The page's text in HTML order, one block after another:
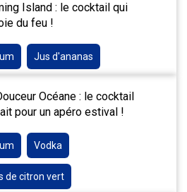
Island : le cocktail qui
du feu !
Jus d'ananas
Océane : le cocktail
pour un apéro estival !
Vodka
de citron vert